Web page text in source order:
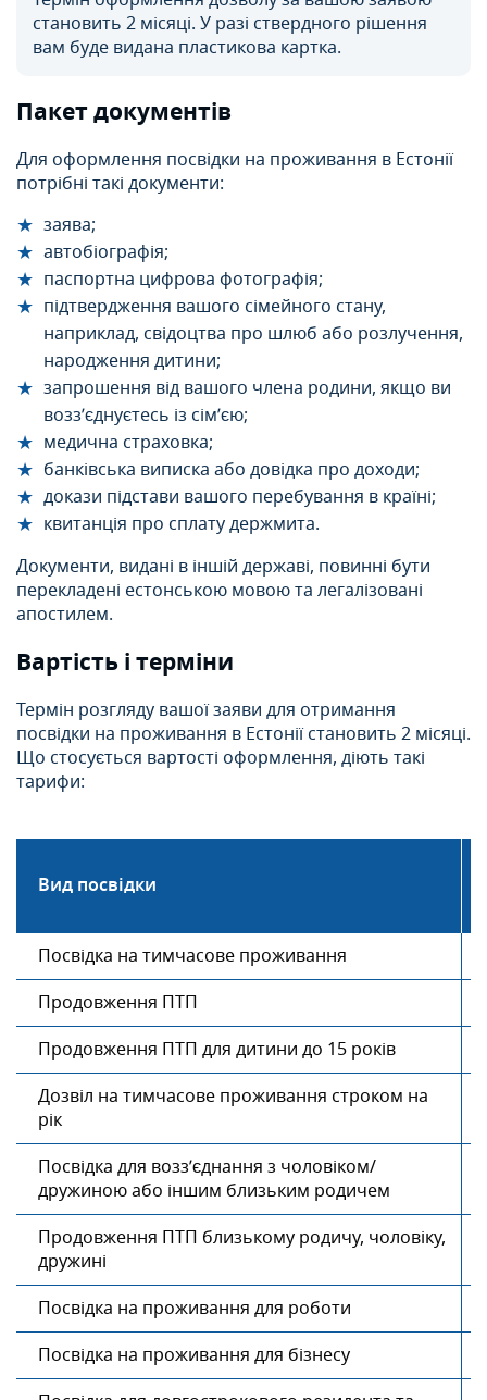
становить 2 місяці. У разі ствердного рішення
вам буде видана пластикова картка.
Пакет документів
Для оформлення посвідки на проживання в Естонії
потрібні такі документи:
заява;
автобіографія;
паспортна цифрова фотографія;
підтвердження вашого сімейного стану,
наприклад, свідоцтва про шлюб або розлучення,
народження дитини;
запрошення від вашого члена родини, якщо ви
возз’єднуєтесь із сім’єю;
медична страховка;
банківська виписка або довідка про доходи;
докази підстави вашого перебування в країні;
квитанція про сплату держмита.
Документи, видані в іншій державі, повинні бути
перекладені естонською мовою та легалізовані
апостилем.
Вартість і терміни
Термін розгляду вашої заяви для отримання
посвідки на проживання в Естонії становить 2 місяці.
Що стосується вартості оформлення, діють такі
тарифи:
Вид посвідки
Посвідка на тимчасове проживання
Продовження ПТП
Продовження ПТП для дитини до 15 років
Дозвіл на тимчасове проживання строком на
рік
Посвідка для возз’єднання з чоловіком/
дружиною або іншим близьким родичем
Продовження ПТП близькому родичу, чоловіку,
дружині
Посвідка на проживання для роботи
Посвідка на проживання для бізнесу